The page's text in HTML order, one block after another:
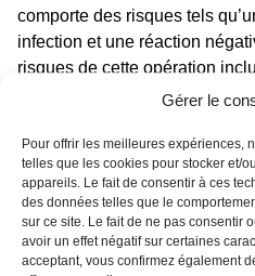
Gérer le
Pour offrir les meilleures expériences,
telles que les cookies pour stocker et/
appareils. Le fait de consentir à ces
des données telles que le
sur ce site. Le fait de ne pas consentir
avoir un effet négatif sur certaines
acceptant, vous confirmez également
comporte des risques tels
infection et une réaction
risques de cette opération
un engourdissement
asymétrique.
Vous pouvez également
taches ou un
plusieurs jours, et cela
perforations dans la